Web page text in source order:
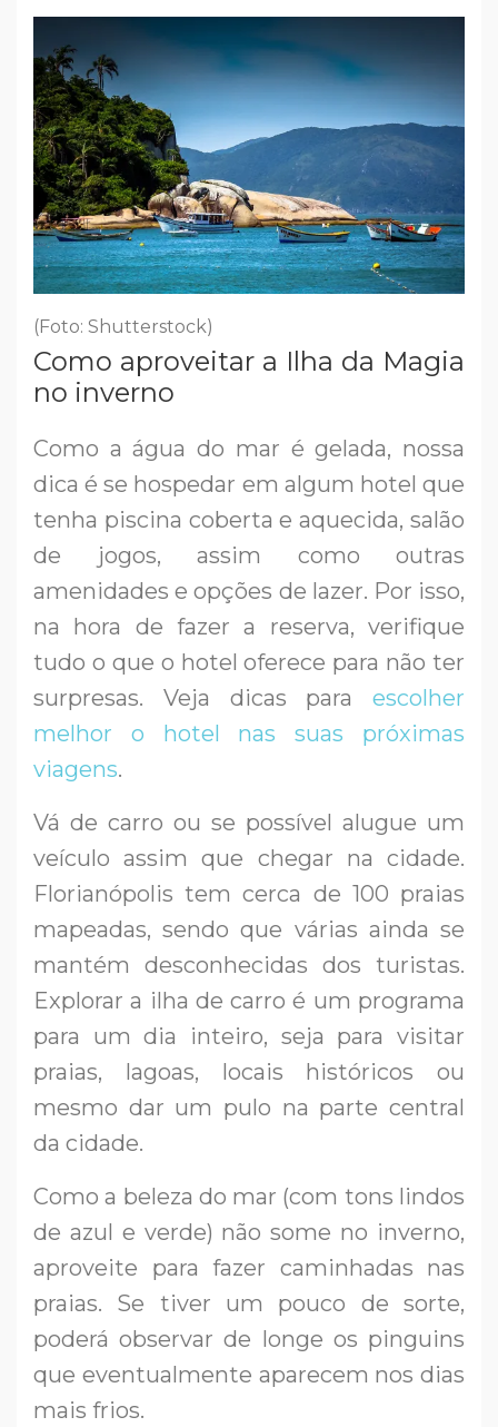
(Foto: Shutterstock)
Como aproveitar a Ilha da Magia
no inverno
Como a água do mar é gelada, nossa
dica é se hospedar em algum hotel que
tenha piscina coberta e aquecida, salão
de jogos, assim como outras
amenidades e opções de lazer. Por isso,
na hora de fazer a reserva, verifique
tudo o que o hotel oferece para não ter
surpresas. Veja dicas para escolher
melhor o hotel nas suas próximas
viagens.
Vá de carro ou se possível alugue um
veículo assim que chegar na cidade.
Florianópolis tem cerca de 100 praias
mapeadas, sendo que várias ainda se
mantém desconhecidas dos turistas.
Explorar a ilha de carro é um programa
para um dia inteiro, seja para visitar
praias, lagoas, locais históricos ou
mesmo dar um pulo na parte central
da cidade.
Como a beleza do mar (com tons lindos
de azul e verde) não some no inverno,
aproveite para fazer caminhadas nas
praias. Se tiver um pouco de sorte,
poderá observar de longe os pinguins
que eventualmente aparecem nos dias
mais frios.